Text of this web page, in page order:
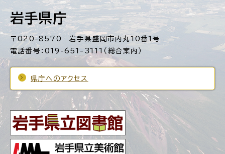
岩手県庁
〒020-8570 岩手県盛岡市内丸10番1号
電話番号：019-651-3111（総合案内）
県庁へのアクセス